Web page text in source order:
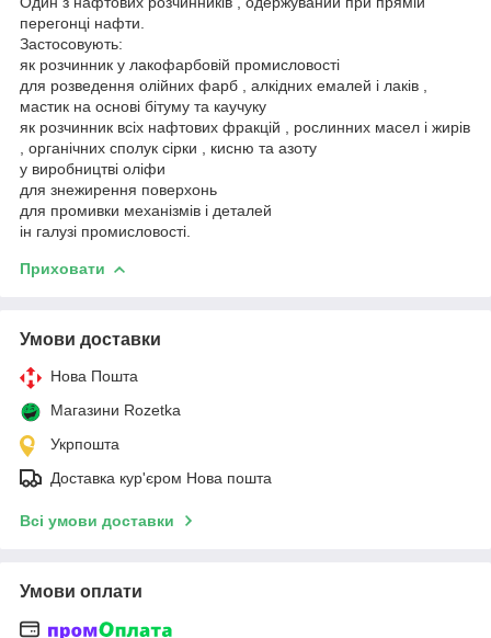
перегонці нафти.
Застосовують:
як розчинник у лакофарбовій промисловості
для розведення олійних фарб , алкідних емалей і лаків ,
мастик на основі бітуму та каучуку
як розчинник всіх нафтових фракцій , рослинних масел і жирів
, органічних сполук сірки , кисню та азоту
у виробництві оліфи
для знежирення поверхонь
для промивки механізмів і деталей
ін галузі промисловості.
Приховати
Умови доставки
Нова Пошта
Магазини Rozetka
Укрпошта
Доставка кур'єром Нова пошта
Всі умови доставки
Умови оплати